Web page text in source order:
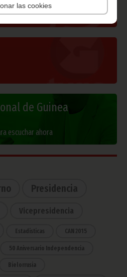
las cookies
de Guinea Ecuatorial
de Guinea
escuchar ahora
Presidencia
Vicepresidencia
Estadísticas CAN 2015
50 Aniversario Independencia
Bielorrusia